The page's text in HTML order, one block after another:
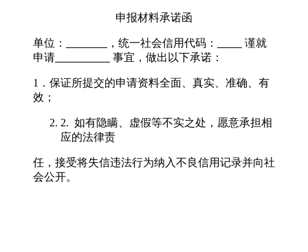
申报材料承诺函
单位： ，统一社会信用代码：
谨就
申请
事宜，做出以下承诺：
1．保证所提交的申请资料全面、真实、准确、有
效；
2. 如有隐瞒、虚假等不实之处，愿意承担相
应的法律责
任，接受将失信违法行为纳入不良信用记录并向社
会公开。